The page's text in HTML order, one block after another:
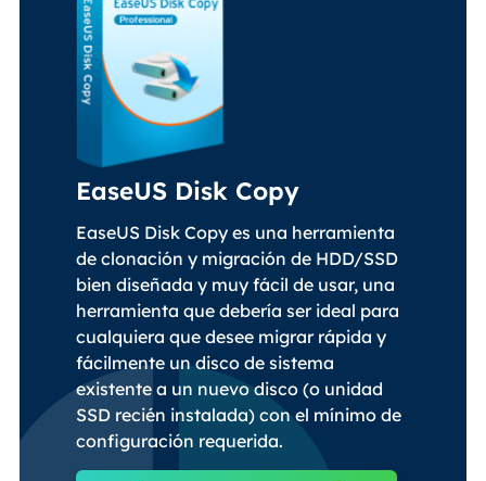
EaseUS Disk Copy
EaseUS Disk Copy es una herramienta
de clonación y migración de HDD/SSD
bien diseñada y muy fácil de usar, una
herramienta que debería ser ideal para
cualquiera que desee migrar rápida y
fácilmente un disco de sistema
existente a un nuevo disco (o unidad
SSD recién instalada) con el mínimo de
configuración requerida.